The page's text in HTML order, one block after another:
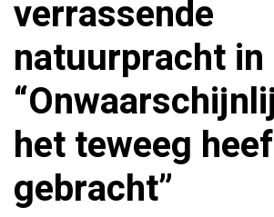
verrassende
natuurpracht in
het teweeg
gebracht”